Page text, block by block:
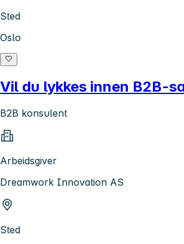
Sted
Oslo
Vil du lykkes innen B2B-
B2B konsulent
Arbeidsgiver
Dreamwork Innovation AS
Sted